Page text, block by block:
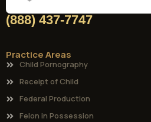
(888) 437-7747
Practice Areas
Child Pornography
Receipt of Child
Federal Production
Felon in Possession